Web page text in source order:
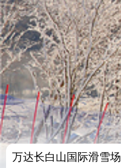
万达长白山国际滑雪场